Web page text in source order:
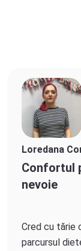
Loredana
Confortul
nevoie
Cred cu tărie
parcursul